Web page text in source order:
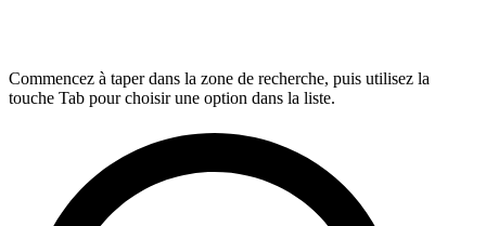
Commencez à taper dans la zone de recherche, puis utilisez la
touche Tab pour choisir une option dans la liste.